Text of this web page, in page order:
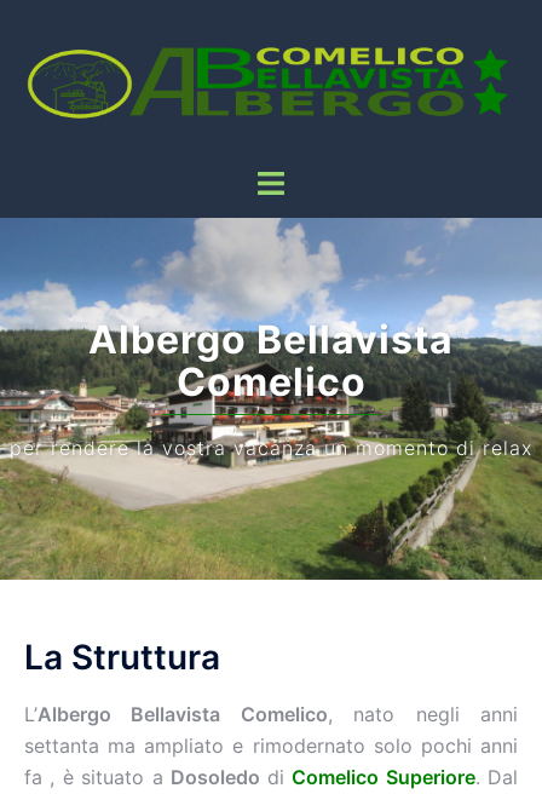
Gestione familiare
in un ambiente tranquillo e panoramico
La Struttura
L’Albergo Bellavista Comelico, nato negli anni
settanta ma ampliato e rimodernato solo pochi anni
fa , è situato a Dosoledo diComelico Superiore. Dal